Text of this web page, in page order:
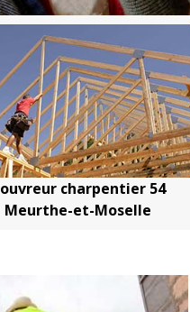
de velux 54
Meurthe-et-Moselle